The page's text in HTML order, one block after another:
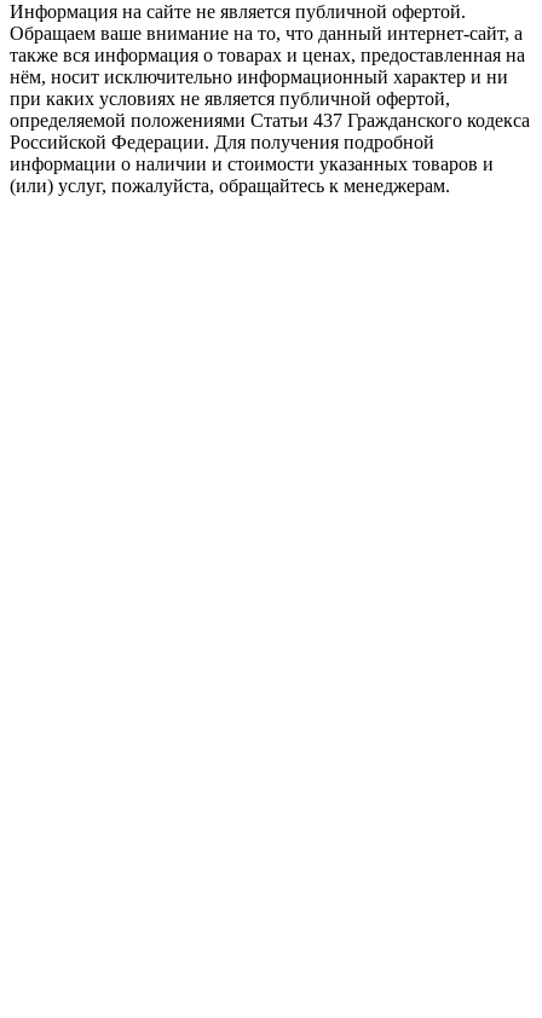
Информация на сайте не является публичной офертой.
Обращаем ваше внимание на то, что данный интернет-сайт, а
также вся информация о товарах и ценах, предоставленная на
нём, носит исключительно информационный характер и ни
при каких условиях не является публичной офертой,
определяемой положениями Статьи 437 Гражданского кодекса
Российской Федерации. Для получения подробной
информации о наличии и стоимости указанных товаров и
(или) услуг, пожалуйста, обращайтесь к менеджерам.